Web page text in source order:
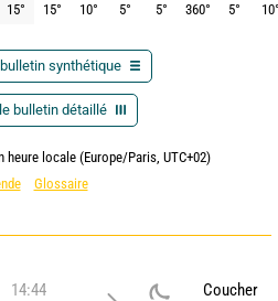
15° 15° 10° 5° 5° 360° 5° 10
synthétique
bulletin détaillé
heure locale (Europe/Paris, UTC+02)
Glossaire
14:44
Coucher